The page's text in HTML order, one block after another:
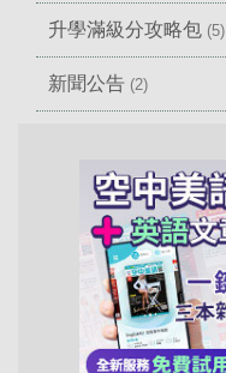
升學滿級分攻略包 (5)
新聞公告 (2)